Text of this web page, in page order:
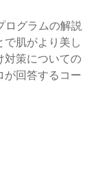
ログラムの解説
で肌がより美し
対策についての
が回答するコー